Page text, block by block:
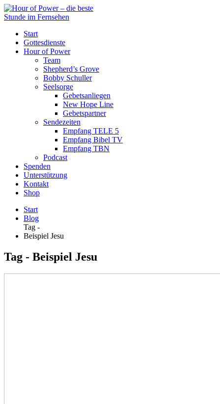
Start
Gottesdienste
Hour of Power
Team
Shepherd’s Grove
Bobby Schuller
Seelsorge
Gebetsanliegen
New Hope Line
Gebetspartner
Sendezeiten
Empfang TELE 5
Empfang Bibel TV
Empfang TBN
Podcast
Spenden
Unterstützung
Kontakt
Shop
Start
Blog
Tag -
Beispiel Jesu
Tag - Beispiel Jesu